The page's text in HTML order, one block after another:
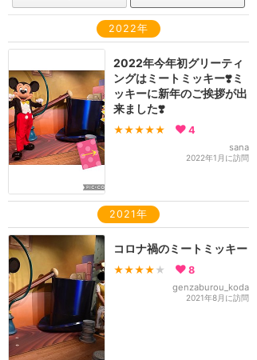
2022年
2022年今年初グリーティ
ングはミートミッキー❣️ミ
ッキーに新年のご挨拶が出
来ました❣️
★★★★★ 4
sana
2022年1月に訪問
2021年
コロナ禍のミートミッキー
★★★★ ★ 8
genzaburou_koda
2021年8月に訪問